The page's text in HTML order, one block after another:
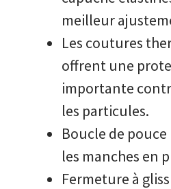
meilleur
Les coutures
offrent une
importante
les particules.
Boucle de
les manches en
Fermeture à